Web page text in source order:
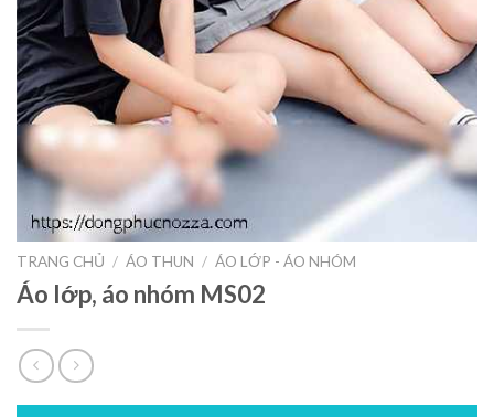
TRANG CHỦ / ÁO THUN / ÁO LỚP - ÁO NHÓM
Áo lớp, áo nhóm MS02